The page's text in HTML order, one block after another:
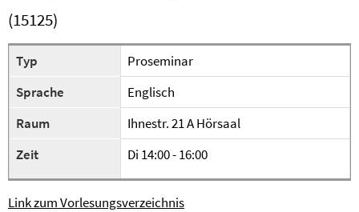
(15125)
Typ
Proseminar
Sprache
Englisch
Raum
Ihnestr. 21 A Hörsaal
Zeit
Di 14:00 - 16:00
Link zum Vorlesungsverzeichnis